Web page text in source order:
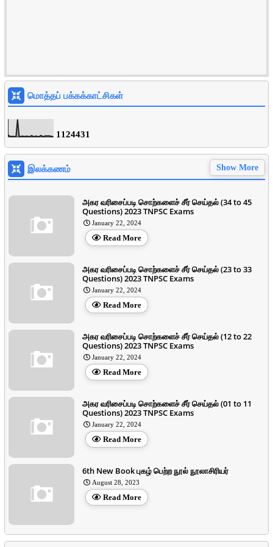
மொத்தப் பக்கக்காட்சிகள்
1 124431
இலக்கணம் Show More
அகர வரிசைப்படி சொற்களைச் சீர் செய்தல் (34 to 45
Questions) 2023 TNPSC Exams
January 22, 2024
Read More
அகர வரிசைப்படி சொற்களைச் சீர் செய்தல் (23 to 33
Questions) 2023 TNPSC Exams
January 22, 2024
Read More
அகர வரிசைப்படி சொற்களைச் சீர் செய்தல் (12 to 22
Questions) 2023 TNPSC Exams
January 22, 2024
Read More
அகர வரிசைப்படி சொற்களைச் சீர் செய்தல் (01 to 11
Questions) 2023 TNPSC Exams
January 22, 2024
Read More
6th New Book புகழ் பெற்ற நூல் நூலாசிரியர்
August 28, 2023
Read More